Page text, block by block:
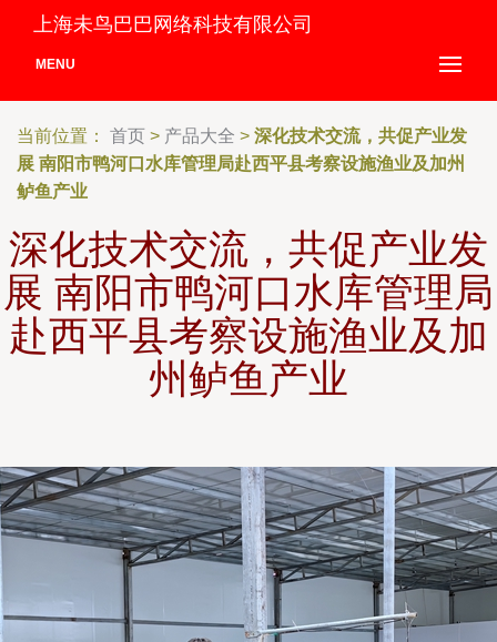
上海未鸟巴巴网络科技有限公司
MENU
当前位置： 首页 > 产品大全 > 深化技术交流，共促产业发
展 南阳市鸭河口水库管理局赴西平县考察设施渔业及加州
鲈鱼产业
深化技术交流，共促产业发
展 南阳市鸭河口水库管理局
赴西平县考察设施渔业及加
州鲈鱼产业